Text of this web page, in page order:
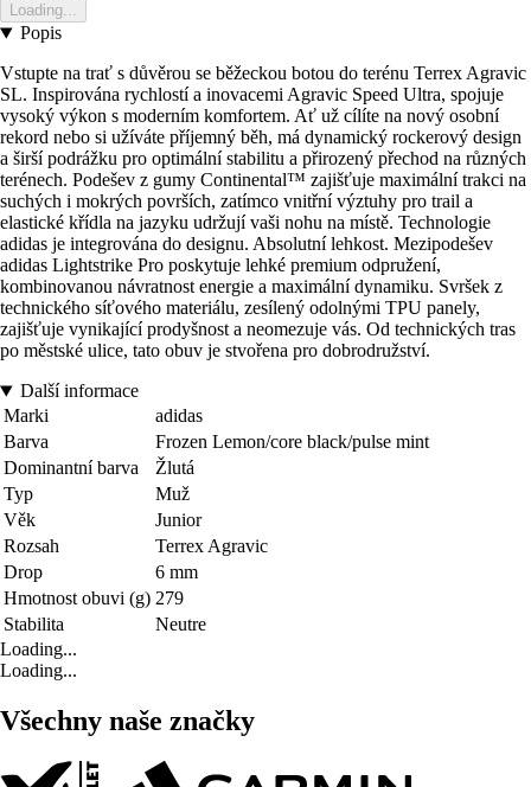
Loading...
Popis
Vstupte na trať s důvěrou se běžeckou botou do terénu Terrex Agravic
SL. Inspirována rychlostí a inovacemi Agravic Speed Ultra, spojuje
vysoký výkon s moderním komfortem. Ať už cílíte na nový osobní
rekord nebo si užíváte příjemný běh, má dynamický rockerový design
a širší podrážku pro optimální stabilitu a přirozený přechod na různých
terénech. Podešev z gumy Continental™ zajišťuje maximální trakci na
suchých i mokrých površích, zatímco vnitřní výztuhy pro trail a
elastické křídla na jazyku udržují vaši nohu na místě. Technologie
adidas je integrována do designu. Absolutní lehkost. Mezipodešev
adidas Lightstrike Pro poskytuje lehké premium odpružení,
kombinovanou návratnost energie a maximální dynamiku. Svršek z
technického síťového materiálu, zesílený odolnými TPU panely,
zajišťuje vynikající prodyšnost a neomezuje vás. Od technických tras
po městské ulice, tato obuv je stvořena pro dobrodružství.
Další informace
Marki
adidas
Barva
Frozen Lemon/core black/pulse mint
Dominantní barva
Žlutá
Typ
Muž
Věk
Junior
Rozsah
Terrex Agravic
Drop
6 mm
Hmotnost obuvi (g) 279
Stabilita
Neutre
Loading...
Loading...
Všechny naše značky